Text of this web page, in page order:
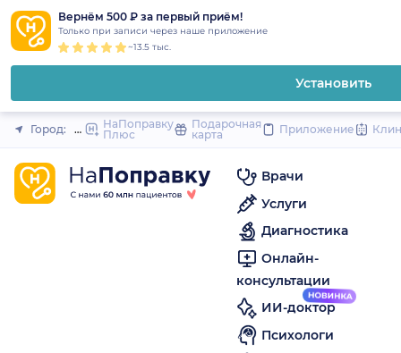
Вернём 500 ₽ за первый приём!
Только при записи через наше приложение
~13.5 тыс.
Установить
Закрыть
Город: МурманскНаПоправку
Плюс
Подарочная
карта
Приложение
Врачи
Услуги
Диагностика
Онлайн-
консультации
ИИ-доктор
Психологи